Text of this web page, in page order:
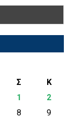
Σ
Κ
1
2
8
9